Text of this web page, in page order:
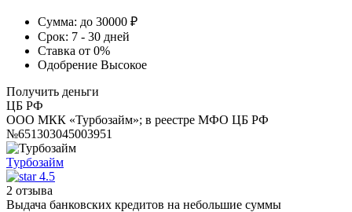
Сумма: до 30000 ₽
Срок: 7 - 30 дней
Ставка от 0%
Одобрение Высокое
Получить деньги
ЦБ РФ
ООО МКК «Турбозайм»; в реестре МФО ЦБ РФ
№651303045003951
Турбозайм
4.5
2 отзыва
Выдача банковских кредитов на небольшие суммы